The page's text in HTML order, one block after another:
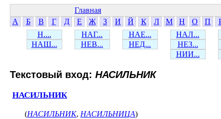
Главная
А
Б В Г Д Е Ж З И Й К Л М Н О П
Н....
НАГ... НАЕ...
НАЛ...
НАШ...
НЕВ... НЕД...
НЕЗ...
НИИ...
Текстовый вход: НАСИЛЬНИК
НАСИЛЬНИК
(НАСИЛЬНИК, НАСИЛЬНИЦА)